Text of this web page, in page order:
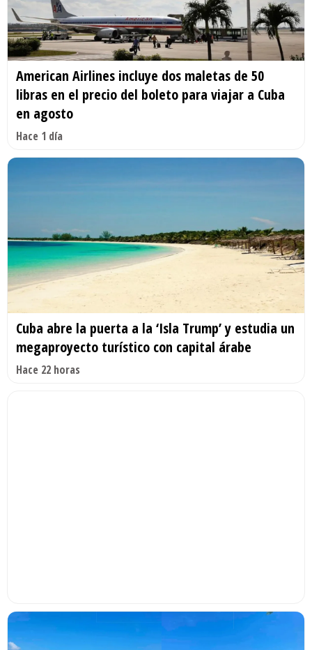
American Airlines incluye dos maletas de 50
libras en el precio del boleto para viajar a Cuba
en agosto
Hace 1 día
Cuba abre la puerta a la ‘Isla Trump’ y estudia un
megaproyecto turístico con capital árabe
Hace 22 horas